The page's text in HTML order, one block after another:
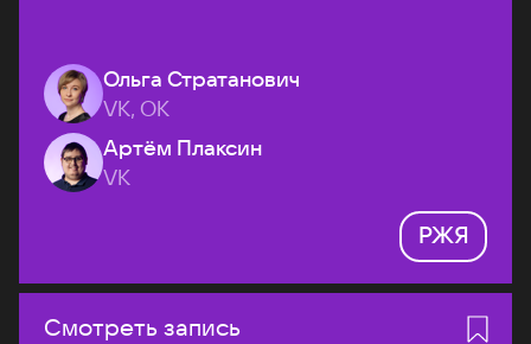
Ольга Стратанович
VK, ОК
Артём Плаксин
VK
РЖЯ
Смотреть запись